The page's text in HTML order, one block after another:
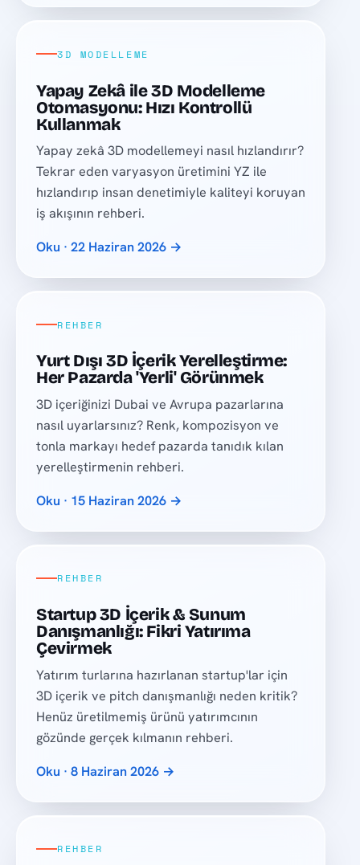
3D MODELLEME
Yapay Zekâ ile 3D Modelleme
Otomasyonu: Hızı Kontrollü
Kullanmak
Yapay zekâ 3D modellemeyi nasıl hızlandırır?
Tekrar eden varyasyon üretimini YZ ile
hızlandırıp insan denetimiyle kaliteyi koruyan
iş akışının rehberi.
Oku · 22 Haziran 2026 →
REHBER
Yurt Dışı 3D İçerik Yerelleştirme:
Her Pazarda 'Yerli' Görünmek
3D içeriğinizi Dubai ve Avrupa pazarlarına
nasıl uyarlarsınız? Renk, kompozisyon ve
tonla markayı hedef pazarda tanıdık kılan
yerelleştirmenin rehberi.
Oku · 15 Haziran 2026 →
REHBER
Startup 3D İçerik & Sunum
Danışmanlığı: Fikri Yatırıma
Çevirmek
Yatırım turlarına hazırlanan startup'lar için
3D içerik ve pitch danışmanlığı neden kritik?
Henüz üretilmemiş ürünü yatırımcının
gözünde gerçek kılmanın rehberi.
Oku · 8 Haziran 2026 →
REHBER